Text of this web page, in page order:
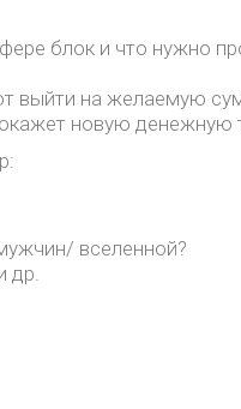
блок и что нужно
выйти на желаемую
новую
вселенной?
др.